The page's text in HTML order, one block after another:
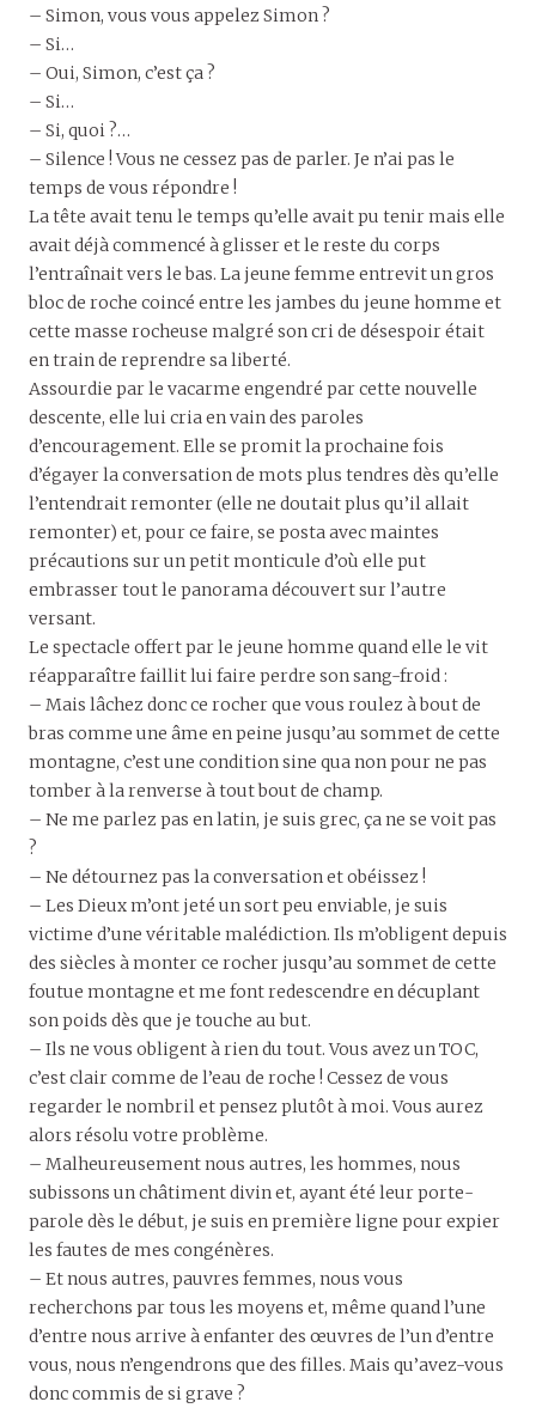
– Simon, vous vous appelez Simon ?
– Si…
– Oui, Simon, c’est ça ?
– Si…
– Si, quoi ?…
– Silence ! Vous ne cessez pas de parler. Je n’ai pas le
temps de vous répondre !
La tête avait tenu le temps qu’elle avait pu tenir mais elle
avait déjà commencé à glisser et le reste du corps
l’entraînait vers le bas. La jeune femme entrevit un gros
bloc de roche coincé entre les jambes du jeune homme et
cette masse rocheuse malgré son cri de désespoir était
en train de reprendre sa liberté.
Assourdie par le vacarme engendré par cette nouvelle
descente, elle lui cria en vain des paroles
d’encouragement. Elle se promit la prochaine fois
d’égayer la conversation de mots plus tendres dès qu’elle
l’entendrait remonter (elle ne doutait plus qu’il allait
remonter) et, pour ce faire, se posta avec maintes
précautions sur un petit monticule d’où elle put
embrasser tout le panorama découvert sur l’autre
versant.
Le spectacle offert par le jeune homme quand elle le vit
réapparaître faillit lui faire perdre son sang-froid :
– Mais lâchez donc ce rocher que vous roulez à bout de
bras comme une âme en peine jusqu’au sommet de cette
montagne, c’est une condition sine qua non pour ne pas
tomber à la renverse à tout bout de champ.
– Ne me parlez pas en latin, je suis grec, ça ne se voit pas
?
– Ne détournez pas la conversation et obéissez !
– Les Dieux m’ont jeté un sort peu enviable, je suis
victime d’une véritable malédiction. Ils m’obligent depuis
des siècles à monter ce rocher jusqu’au sommet de cette
foutue montagne et me font redescendre en décuplant
son poids dès que je touche au but.
– Ils ne vous obligent à rien du tout. Vous avez un TOC,
c’est clair comme de l’eau de roche ! Cessez de vous
regarder le nombril et pensez plutôt à moi. Vous aurez
alors résolu votre problème.
– Malheureusement nous autres, les hommes, nous
subissons un châtiment divin et, ayant été leur porte-
parole dès le début, je suis en première ligne pour expier
les fautes de mes congénères.
– Et nous autres, pauvres femmes, nous vous
recherchons par tous les moyens et, même quand l’une
d’entre nous arrive à enfanter des œuvres de l’un d’entre
vous, nous n’engendrons que des filles. Mais qu’avez-vous
donc commis de si grave ?